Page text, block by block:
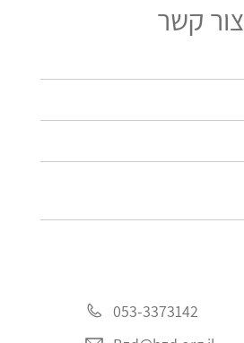
צור קשר
053-3373142